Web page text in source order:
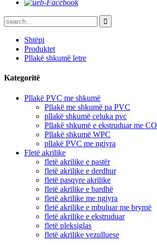
Shtëpi
Produktet
Pllakë shkumë letre
Kategoritë
Pllakë PVC me shkumë
Pllakë me shkumë pa PVC
pllakë shkumë celuka pvc
Pllakë shkumë e ekstruduar me CO
Pllakë shkumë WPC
pllakë PVC me ngjyra
Fletë akrilike
fletë akrilike e pastër
fletë akrilike e derdhur
fletë pasqyre akrilike
fletë akrilike e bardhë
fletë akrilike me ngjyra
fletë akrilike e mbuluar me brymë
fletë akrilike e ekstruduar
fletë pleksiglas
fletë akrilike vezulluese